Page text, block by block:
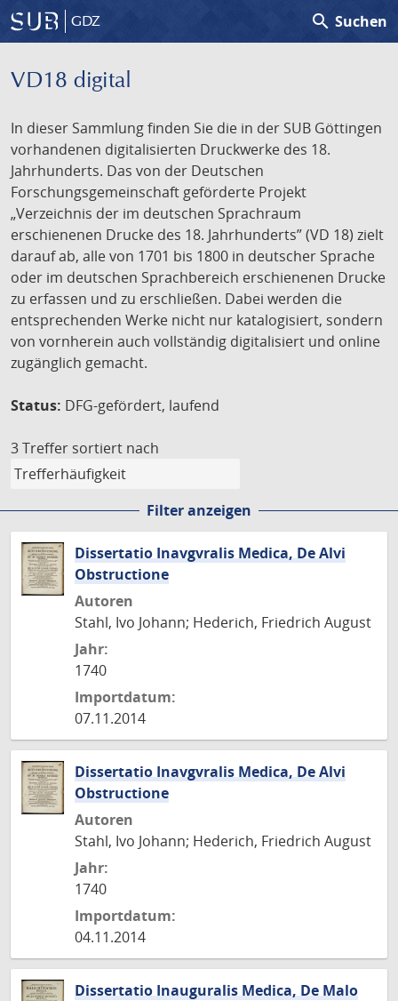
GDZ search Suchen
VD18 digital
In dieser Sammlung finden Sie die in der SUB Göttingen
vorhandenen digitalisierten Druckwerke des 18.
Jahrhunderts. Das von der Deutschen
Forschungsgemeinschaft geförderte Projekt
„Verzeichnis der im deutschen Sprachraum
erschienenen Drucke des 18. Jahrhunderts” (VD 18) zielt
darauf ab, alle von 1701 bis 1800 in deutscher Sprache
oder im deutschen Sprachbereich erschienenen Drucke
zu erfassen und zu erschließen. Dabei werden die
entsprechenden Werke nicht nur katalogisiert, sondern
von vornherein auch vollständig digitalisiert und online
zugänglich gemacht.
Status: DFG-gefördert, laufend
3 Treffer sortiert nach
Filter anzeigen
Dissertatio Inavgvralis Medica, De Alvi
Obstructione
Autoren
Stahl, Ivo Johann; Hederich, Friedrich August
Jahr:
1740
Importdatum:
07.11.2014
Dissertatio Inavgvralis Medica, De Alvi
Obstructione
Autoren
Stahl, Ivo Johann; Hederich, Friedrich August
Jahr:
1740
Importdatum:
04.11.2014
Dissertatio Inauguralis Medica, De Malo